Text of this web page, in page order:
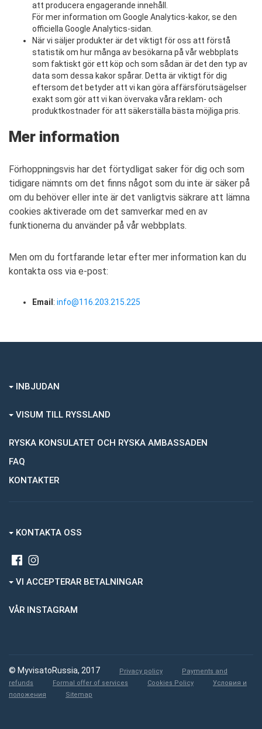
att producera engagerande innehåll.
För mer information om Google Analytics-kakor, se den
officiella Google Analytics-sidan.
När vi säljer produkter är det viktigt för oss att förstå
statistik om hur många av besökarna på vår webbplats
som faktiskt gör ett köp och som sådan är det den typ av
data som dessa kakor spårar. Detta är viktigt för dig
eftersom det betyder att vi kan göra affärsförutsägelser
exakt som gör att vi kan övervaka våra reklam- och
produktkostnader för att säkerställa bästa möjliga pris.
Mer information
Förhoppningsvis har det förtydligat saker för dig och som
tidigare nämnts om det finns något som du inte är säker på
om du behöver eller inte är det vanligtvis säkrare att lämna
cookies aktiverade om det samverkar med en av
funktionerna du använder på vår webbplats.
Men om du fortfarande letar efter mer information kan du
kontakta oss via e-post:
Email : info@116.203.215.225
INBJUDAN
VISUM TILL RYSSLAND
RYSKA KONSULATET OCH RYSKA AMBASSADEN
FAQ
KONTAKTER
KONTAKTA OSS
VI ACCEPTERAR BETALNINGAR
VÅR INSTAGRAM
© MyvisatoRussia, 2017 Privacy policy
Payments and
refunds
Formal offer of services Cookies Policy
Условия и
положения
Sitemap